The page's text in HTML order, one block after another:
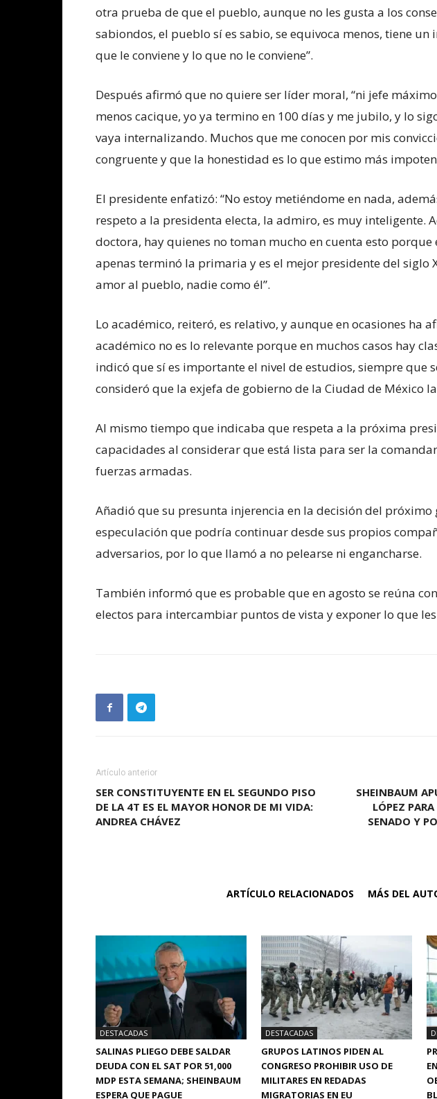
otra prueba de que el pueblo, aunque no les gusta a los
sabiondos, el pueblo sí es sabio, se equivoca menos, tiene un
que le conviene y lo que no le conviene”.
Después afirmó que no quiere ser líder moral, “ni jefe
menos cacique, yo ya termino en 100 días y me jubilo, y lo
vaya internalizando. Muchos que me conocen por mis
congruente y que la honestidad es lo que estimo más
El presidente enfatizó: “No estoy metiéndome en nada,
respeto a la presidenta electa, la admiro, es muy inteligente.
doctora, hay quienes no toman mucho en cuenta esto porque
apenas terminó la primaria y es el mejor presidente del siglo
amor al pueblo, nadie como él”.
Lo académico, reiteró, es relativo, y aunque en ocasiones ha
académico no es lo relevante porque en muchos casos hay
indicó que sí es importante el nivel de estudios, siempre que
consideró que la exjefa de gobierno de la Ciudad de México
Al mismo tiempo que indicaba que respeta a la próxima
capacidades al considerar que está lista para ser la
fuerzas armadas.
Añadió que su presunta injerencia en la decisión del próximo
especulación que podría continuar desde sus propios
adversarios, por lo que llamó a no pelearse ni engancharse.
También informó que es probable que en agosto se reúna
electos para intercambiar puntos de vista y exponer lo que
Artículo anterior
SER CONSTITUYENTE EN EL SEGUNDO PISO
DE LA 4T ES EL MAYOR HONOR DE MI VIDA:
ANDREA CHÁVEZ
SHEINBAUM
LÓPEZ
SENADO Y
ARTÍCULO RELACIONADOS MÁS DEL
DESTACADAS
SALINAS PLIEGO DEBE SALDAR
DEUDA CON EL SAT POR 51,000
MDP ESTA SEMANA; SHEINBAUM
ESPERA QUE PAGUE
DESTACADAS
GRUPOS LATINOS PIDEN AL
CONGRESO PROHIBIR USO DE
MILITARES EN REDADAS
MIGRATORIAS EN EU